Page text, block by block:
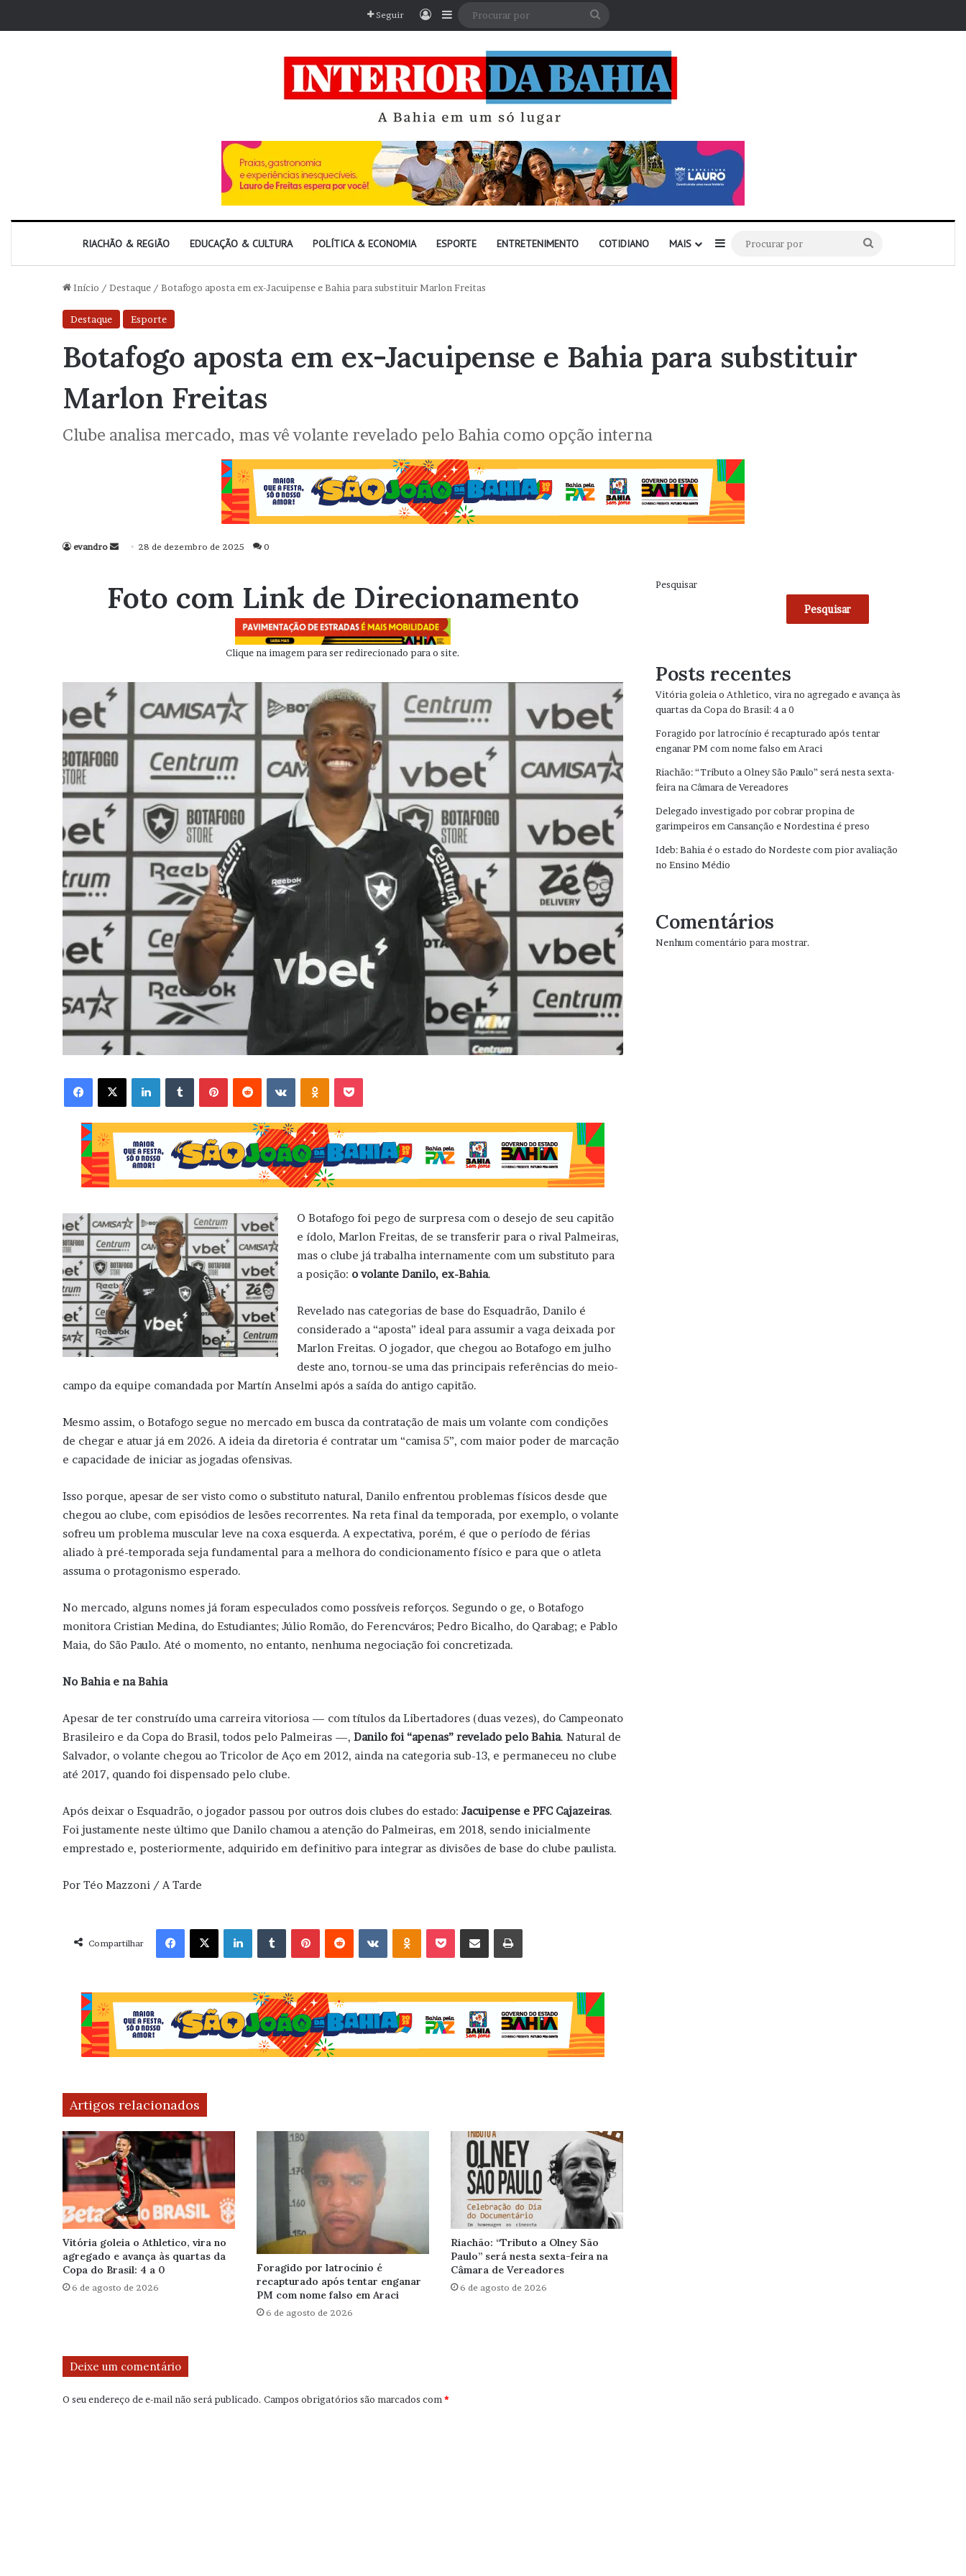
Seguir EntrarBarra Lateral
RIACHÃO & REGIÃO EDUCAÇÃO & CULTURA POLÍTICA & ECONOMIA ESPORTE ENTRETENIMENTO COTIDIANO MAIS Barra Lateral
por
Início / Destaque / Botafogo aposta em ex-Jacuipense e Bahia para substituir Marlon Freitas
Destaque Esporte
Botafogo aposta em ex-Jacuipense e Bahia para substituir
Marlon Freitas
Clube analisa mercado, mas vê volante revelado pelo Bahia como opção interna
evandro
Mande
mail
28 de dezembro de 2025 0
Foto com Link de Direcionamento
Clique na imagem para ser redirecionado para o site.
Facebook X Linkedin VK OK
O Botafogo foi pego de surpresa com o desejo de seu capitão
e ídolo, Marlon Freitas, de se transferir para o rival Palmeiras,
mas o clube já trabalha internamente com um substituto para
a posição: o volante Danilo, ex-Bahia.
Revelado nas categorias de base do Esquadrão, Danilo é
considerado a “aposta” ideal para assumir a vaga deixada por
Marlon Freitas. O jogador, que chegou ao Botafogo em julho
deste ano, tornou-se uma das principais referências do meio-
campo da equipe comandada por Martín Anselmi após a saída do antigo capitão.
Mesmo assim, o Botafogo segue no mercado em busca da contratação de mais um volante com condições
de chegar e atuar já em 2026. A ideia da diretoria é contratar um “camisa 5”, com maior poder de marcação
e capacidade de iniciar as jogadas ofensivas.
Isso porque, apesar de ser visto como o substituto natural, Danilo enfrentou problemas físicos desde que
chegou ao clube, com episódios de lesões recorrentes. Na reta final da temporada, por exemplo, o volante
sofreu um problema muscular leve na coxa esquerda. A expectativa, porém, é que o período de férias
aliado à pré-temporada seja fundamental para a melhora do condicionamento físico e para que o atleta
assuma o protagonismo esperado.
No mercado, alguns nomes já foram especulados como possíveis reforços. Segundo o ge, o Botafogo
monitora Cristian Medina, do Estudiantes; Júlio Romão, do Ferencváros; Pedro Bicalho, do Qarabag; e Pablo
Maia, do São Paulo. Até o momento, no entanto, nenhuma negociação foi concretizada.
No Bahia e na Bahia
Apesar de ter construído uma carreira vitoriosa — com títulos da Libertadores (duas vezes), do Campeonato
Brasileiro e da Copa do Brasil, todos pelo Palmeiras —, Danilo foi “apenas” revelado pelo Bahia. Natural de
Salvador, o volante chegou ao Tricolor de Aço em 2012, ainda na categoria sub-13, e permaneceu no clube
até 2017, quando foi dispensado pelo clube.
Após deixar o Esquadrão, o jogador passou por outros dois clubes do estado: Jacuipense e PFC Cajazeiras.
Foi justamente neste último que Danilo chamou a atenção do Palmeiras, em 2018, sendo inicialmente
emprestado e, posteriormente, adquirido em definitivo para integrar as divisões de base do clube paulista.
Por Téo Mazzoni / A Tarde
Compartilhar
Facebook X Linkedin VK OK
Artigos relacionados
Vitória goleia o Athletico, vira no
agregado e avança às quartas da
Copa do Brasil: 4 a 0
6 de agosto de 2026
Foragido por latrocínio é
recapturado após tentar enganar
PM com nome falso em Araci
6 de agosto de 2026
Riachão: “Tributo a Olney São
Paulo” será nesta sexta-feira na
Câmara de Vereadores
6 de agosto de 2026
Deixe um comentário
O seu endereço de e-mail não será publicado. Campos obrigatórios são marcados com *
Pesquisar
Pesquisar
Posts recentes
Vitória goleia o Athletico, vira no agregado e avança às
quartas da Copa do Brasil: 4 a 0
Foragido por latrocínio é recapturado após tentar
enganar PM com nome falso em Araci
Riachão: “Tributo a Olney São Paulo” será nesta sexta-
feira na Câmara de Vereadores
Delegado investigado por cobrar propina de
garimpeiros em Cansanção e Nordestina é preso
Ideb: Bahia é o estado do Nordeste com pior avaliação
no Ensino Médio
Comentários
Nenhum comentário para mostrar.